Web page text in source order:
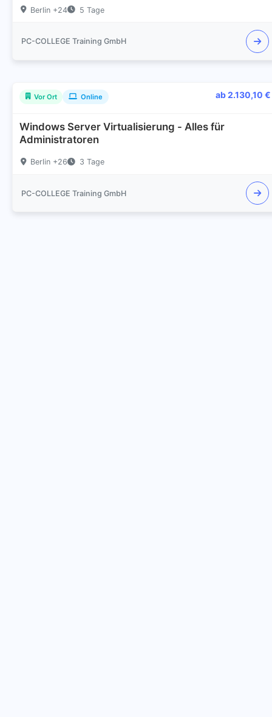
Berlin +24 5 Tage
PC-COLLEGE Training GmbH
Vor Ort Online ab 2.130,10 €
Windows Server Virtualisierung - Alles für
Administratoren
Berlin +26 3 Tage
PC-COLLEGE Training GmbH